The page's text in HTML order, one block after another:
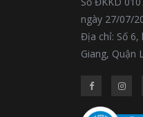
ngày 27/07/
Địa chỉ: Số
Giang, Quận